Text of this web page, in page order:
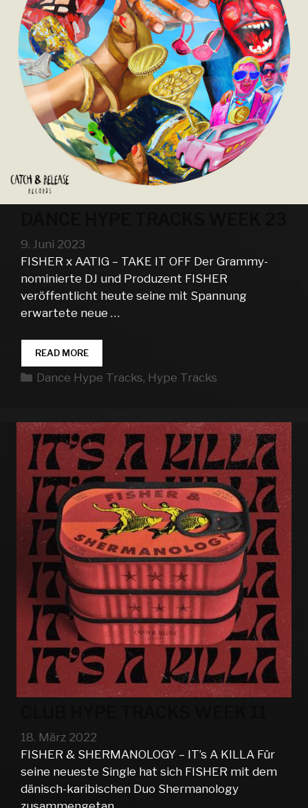
9. Juni 2023
FISHER x AATIG – TAKE IT OFF Der Grammy-
nominierte DJ und Produzent FISHER
veröffentlicht heute seine mit Spannung
erwartete neue …
READ MOREDANCE
HYPE
TRACKS
Kategorien
Dance Hype Tracks, Hype Tracks
18. März 2022
FISHER & SHERMANOLOGY – IT’s A KILLA Für
seine neueste Single hat sich FISHER mit dem
dänisch-karibischen Duo Shermanology